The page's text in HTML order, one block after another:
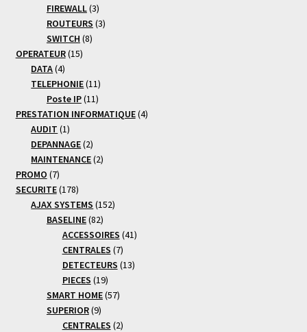
produits
FIREWALL 33
produits
ROUTEURS 33
SWITCH 88
OPERATEUR 1515
DATA 44
produits
TELEPHONIE 1111
produits
Poste IP 1111
produits
PRESTATION INFORMATIQUE 44
AUDIT 11
produit
DEPANNAGE 22
produits
MAINTENANCE 22
PROMO 77
produits
SECURITE 178178
produits
AJAX SYSTEMS 152152
BASELINE 8282
produits
ACCESSOIRES 4141
CENTRALES 77
produits
DETECTEURS 1313
PIECES 1919
produits
SMART HOME 5757
SUPERIOR 99
produits
CENTRALES 22